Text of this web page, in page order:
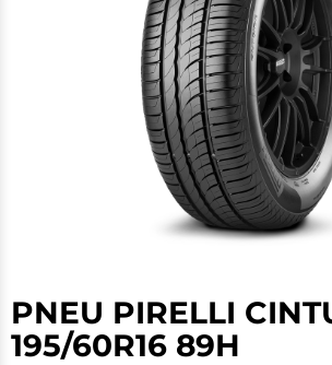
PNEU PIRELLI
195/60R16 89H